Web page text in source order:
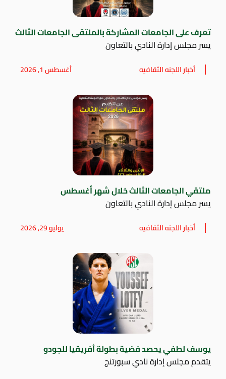
تعرف على الجامعات المشاركة بالملتقى الجامعات الثالث
يسر مجلس إدارة النادي بالتعاون
أخبار اللجنه الثقافيه أغسطس 1, 2026
ملتقي الجامعات الثالث خلال شهر أغسطس
يسر مجلس إدارة النادي بالتعاون
أخبار اللجنه الثقافيه يوليو 29, 2026
يوسف لطفي يحصد فضية بطولة أفريقيا للجودو
يتقدم مجلس إدارة نادي سبورتنج